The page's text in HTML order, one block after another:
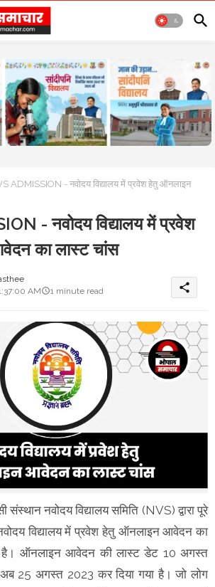
ADMISSION - नवोदय विद्यालय में प्रवेश हेतु ऑनलाइन
- नवोदय विद्यालय में प्रवेश
का लास्ट चांस
AM
1 minute read share
नवोदय विद्यालय समिति (NVS) द्वारा पूरे
विद्यालय में प्रवेश हेतु ऑनलाइन आवेदन का
है। ऑनलाइन आवेदन की लास्ट डेट 10 अगस्त
25 अगस्त 2023 कर दिया गया है। जो लोग